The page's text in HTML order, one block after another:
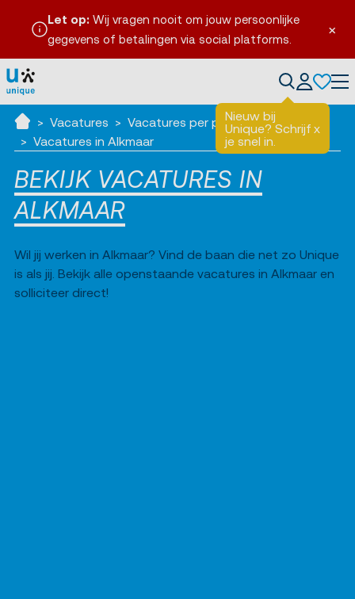
×
Let op: Wij vragen nooit om jouw persoonlijke
gegevens of betalingen via social platforms.
Nieuw bij
Unique? Schrijf
je snel in.
x
Ik zoek werk
Vacatures
Vacatures per plaats
Vacatures in Alkmaar
BEKIJK VACATURES IN
ALKMAAR
Wil jij werken in Alkmaar? Vind de baan die net zo Unique
is als jij. Bekijk alle openstaande vacatures in Alkmaar en
solliciteer direct!